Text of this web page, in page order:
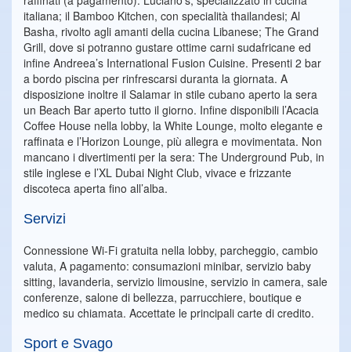
italiana; il Bamboo Kitchen, con specialità thailandesi; Al
Basha, rivolto agli amanti della cucina Libanese; The Grand
Grill, dove si potranno gustare ottime carni sudafricane ed
infine Andreea’s International Fusion Cuisine. Presenti 2 bar
a bordo piscina per rinfrescarsi duranta la giornata. A
disposizione inoltre il Salamar in stile cubano aperto la sera
un Beach Bar aperto tutto il giorno. Infine disponibili l’Acacia
Coffee House nella lobby, la White Lounge, molto elegante e
raffinata e l’Horizon Lounge, più allegra e movimentata. Non
mancano i divertimenti per la sera: The Underground Pub, in
stile inglese e l’XL Dubai Night Club, vivace e frizzante
discoteca aperta fino all’alba.
Servizi
Connessione Wi-Fi gratuita nella lobby, parcheggio, cambio
valuta, A pagamento: consumazioni minibar, servizio baby
sitting, lavanderia, servizio limousine, servizio in camera, sale
conferenze, salone di bellezza, parrucchiere, boutique e
medico su chiamata. Accettate le principali carte di credito.
Sport e Svago